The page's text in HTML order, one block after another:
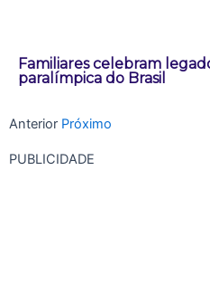
Familiares celebram
paralímpica do Brasil
Anterior Próximo
PUBLICIDADE